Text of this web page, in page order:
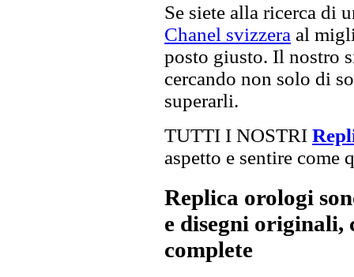
Se siete alla ricerca di
Chanel svizzera al
posto giusto. Il nostro
cercando non solo di
superarli.
TUTTI I NOSTRI
aspetto e sentire
Replica orologi
e disegni originali,
complete